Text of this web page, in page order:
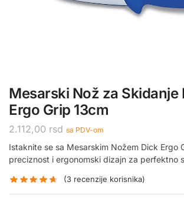
Mesarski Nož za Skidanje
Ergo Grip 13cm
2.112,00 rsd sa PDV-om
Istaknite se sa Mesarskim Nožem Dick Ergo
preciznost i ergonomski dizajn za perfektno
(3 recenzije korisnika)